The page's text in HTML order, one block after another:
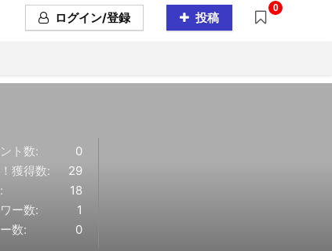
ログイン/登録 投稿
0
ト数:
0
獲得数:
29
18
ー数:
1
数:
0